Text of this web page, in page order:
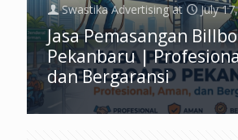
Swastika Advertising at July
Jasa Pemasangan
Pekanbaru |
dan Bergaransi